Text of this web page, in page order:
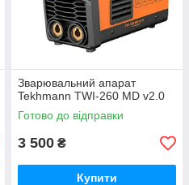
Зварювальний апарат
Tekhmann TWI-260 MD v2.0
Готово до відправки
3 500 ₴
Купити